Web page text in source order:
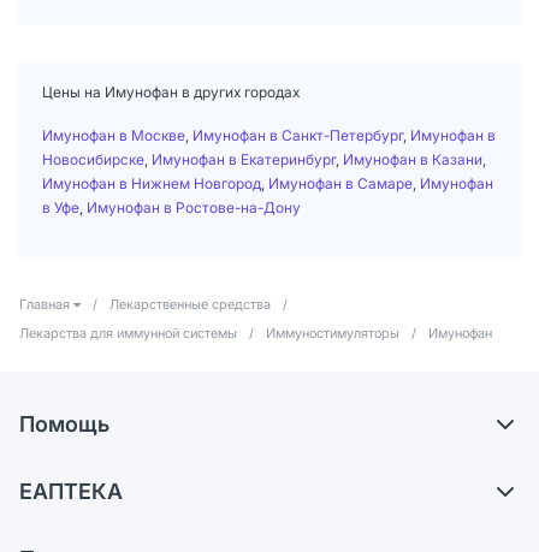
Цены на Имунофан в других городах
Имунофан в Москве Имунофан в Санкт-Петербург, Имунофан в
Новосибирске Имунофан в Екатеринбург, Имунофан в Казани
Имунофан в Нижнем Новгород Имунофан в Самаре Имунофан
в Уфе Имунофан в Ростове-на-Дону
Главная / Лекарственные средства
/
Лекарства для иммунной системы
/ Иммуностимуляторы / Имунофан
Помощь
Самовывоз из аптек
ЕАПТЕКА